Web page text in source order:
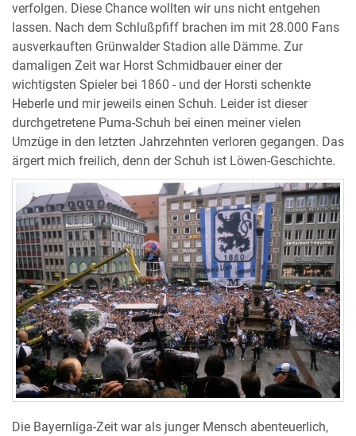
verfolgen. Diese Chance wollten wir uns nicht entgehen
lassen. Nach dem Schlußpfiff brachen im mit 28.000 Fans
ausverkauften Grünwalder Stadion alle Dämme. Zur
damaligen Zeit war Horst Schmidbauer einer der
wichtigsten Spieler bei 1860 - und der Horsti schenkte
Heberle und mir jeweils einen Schuh. Leider ist dieser
durchgetretene Puma-Schuh bei einen meiner vielen
Umzüge in den letzten Jahrzehnten verloren gegangen. Das
ärgert mich freilich, denn der Schuh ist Löwen-Geschichte.
Die Bayernliga-Zeit war als junger Mensch abenteuerlich,